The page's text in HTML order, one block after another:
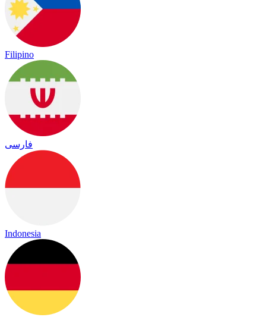
Filipino
فارسی
Indonesia